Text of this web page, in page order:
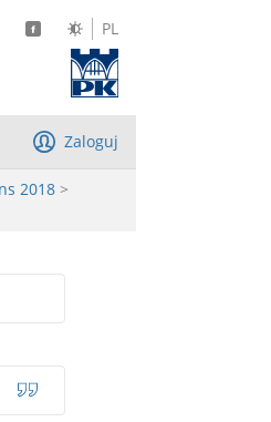
PL
Zaloguj
2018 >